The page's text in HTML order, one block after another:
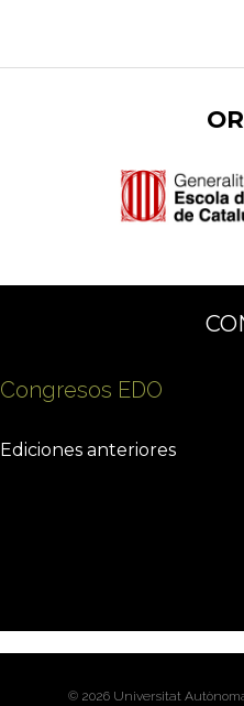
Congresos EDO
Ediciones anteriores
© 2026 Universitat